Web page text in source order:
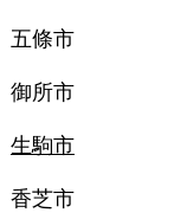
五條市
御所市
生駒市
香芝市